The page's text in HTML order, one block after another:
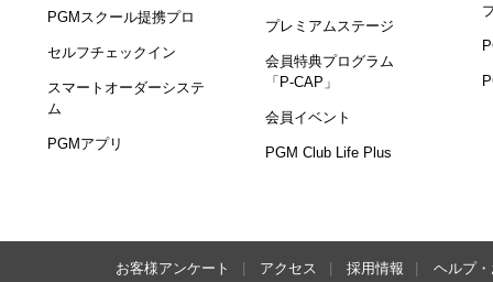
PGMスクール提携プロ
セルフチェックイン
スマートオーダーシステ
ム
PGMアプリ
プレミアムステージ
会員特典プログラム
「P-CAP」
会員イベント
PGM Club Life Plus
お客様アンケート アクセス 採用情報 ヘルプ